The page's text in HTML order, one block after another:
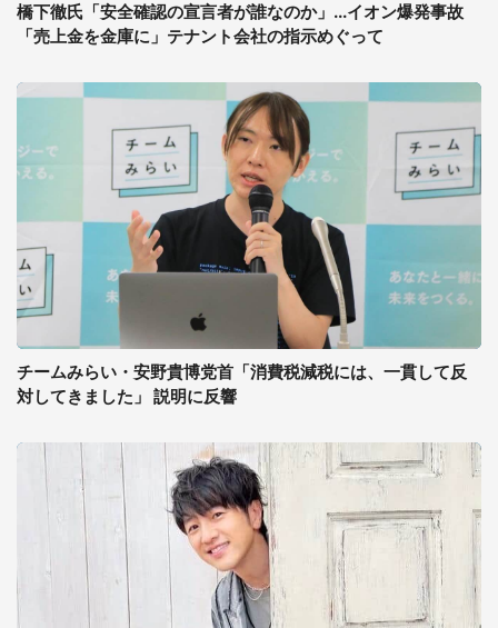
橋下徹氏「安全確認の宣言者が誰なのか」...イオン爆発事故
「売上金を金庫に」テナント会社の指示めぐって
チームみらい・安野貴博党首「消費税減税には、一貫して反
対してきました」 説明に反響